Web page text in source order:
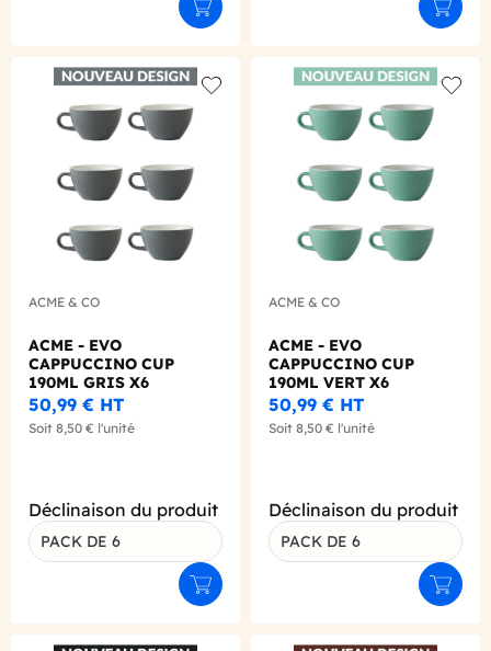
Ajouter au panier
Add to wishlist
ACME & CO
ACME - EVO
CAPPUCCINO CUP
190ML GRIS X6
50,99 € HT
Soit 8,50 € l'unité
Déclinaison du produit
PACK DE 6
Ajouter au panier
ACME & CO
ACME - EVO
CAPPUCCINO CUP
190ML VERT X6
50,99 € HT
Soit 8,50 € l'unité
Déclinaison du produit
PACK DE 6